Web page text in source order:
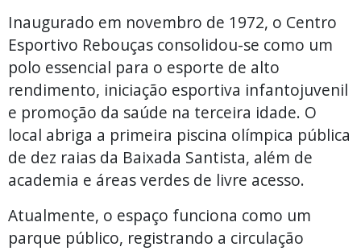
Inaugurado em novembro de 1972, o Centro
Esportivo Rebouças consolidou-se como um
polo essencial para o esporte de alto
rendimento, iniciação esportiva infantojuvenil
e promoção da saúde na terceira idade. O
local abriga a primeira piscina olímpica pública
de dez raias da Baixada Santista, além de
academia e áreas verdes de livre acesso.
Atualmente, o espaço funciona como um
parque público, registrando a circulação